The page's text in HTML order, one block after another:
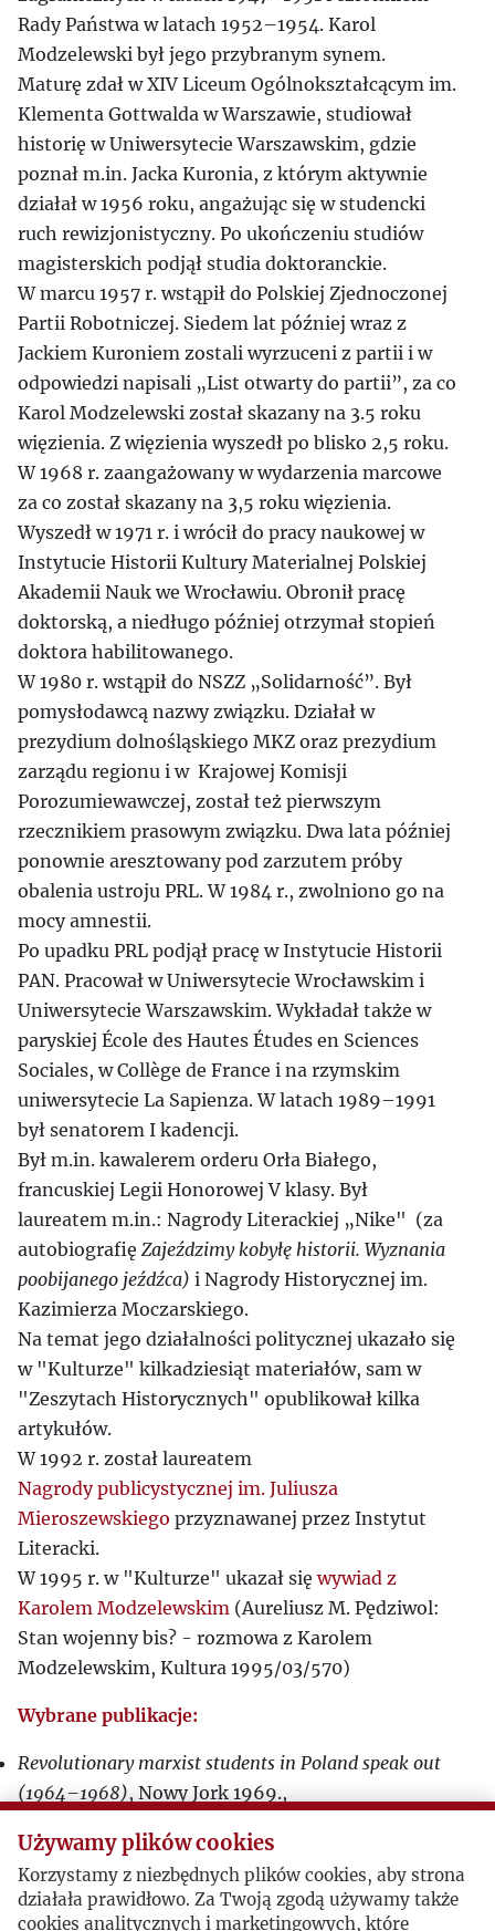
Rady Państwa w latach 1952–1954. Karol
Modzelewski był jego przybranym synem.
Maturę zdał w XIV Liceum Ogólnokształcącym im.
Klementa Gottwalda w Warszawie, studiował
historię w Uniwersytecie Warszawskim, gdzie
poznał m.in. Jacka Kuronia, z którym aktywnie
działał w 1956 roku, angażując się w studencki
ruch rewizjonistyczny. Po ukończeniu studiów
magisterskich podjął studia doktoranckie.
W marcu 1957 r. wstąpił do Polskiej Zjednoczonej
Partii Robotniczej. Siedem lat później wraz z
Jackiem Kuroniem zostali wyrzuceni z partii i w
odpowiedzi napisali „List otwarty do partii”, za co
Karol Modzelewski został skazany na 3.5 roku
więzienia. Z więzienia wyszedł po blisko 2,5 roku.
W 1968 r. zaangażowany w wydarzenia marcowe
za co został skazany na 3,5 roku więzienia.
Wyszedł w 1971 r. i wrócił do pracy naukowej w
Instytucie Historii Kultury Materialnej Polskiej
Akademii Nauk we Wrocławiu. Obronił pracę
doktorską, a niedługo później otrzymał stopień
doktora habilitowanego.
W 1980 r. wstąpił do NSZZ „Solidarność”. Był
pomysłodawcą nazwy związku. Działał w
prezydium dolnośląskiego MKZ oraz prezydium
zarządu regionu i w Krajowej Komisji
Porozumiewawczej, został też pierwszym
rzecznikiem prasowym związku. Dwa lata później
ponownie aresztowany pod zarzutem próby
obalenia ustroju PRL. W 1984 r., zwolniono go na
mocy amnestii.
Po upadku PRL podjął pracę w Instytucie Historii
PAN. Pracował w Uniwersytecie Wrocławskim i
Uniwersytecie Warszawskim. Wykładał także w
paryskiej École des Hautes Études en Sciences
Sociales, w Collège de France i na rzymskim
uniwersytecie La Sapienza. W latach 1989–1991
był senatorem I kadencji.
Był m.in. kawalerem orderu Orła Białego,
francuskiej Legii Honorowej V klasy. Był
laureatem m.in.: Nagrody Literackiej „Nike" (za
autobiografię Zajeździmy kobyłę historii. Wyznania
poobijanego jeźdźca) i Nagrody Historycznej im.
Kazimierza Moczarskiego.
Na temat jego działalności politycznej ukazało się
w "Kulturze" kilkadziesiąt materiałów, sam w
"Zeszytach Historycznych" opublikował kilka
artykułów.
W 1992 r. został laureatem
Nagrody publicystycznej im. Juliusza
Mieroszewskiego przyznawanej przez Instytut
Literacki.
W 1995 r. w "Kulturze" ukazał sięwywiad z
Karolem Modzelewskim (Aureliusz M. Pędziwol:
Stan wojenny bis? - rozmowa z Karolem
Modzelewskim, Kultura 1995/03/570)
Wybrane publikacje:
Revolutionary marxist students in Poland speak out
(1964–1968), Nowy Jork 1969.,
Między umową a wojną, Warszawa 1989.,
Dokąd od komunizmu?, Warszawa 1993.,
Organizacja gospodarcza państwa piastowskiego X–
Używamy plików cookies
Korzystamy z niezbędnych plików cookies, aby strona
działała prawidłowo. Za Twoją zgodą używamy także
cookies analitycznych i marketingowych, które